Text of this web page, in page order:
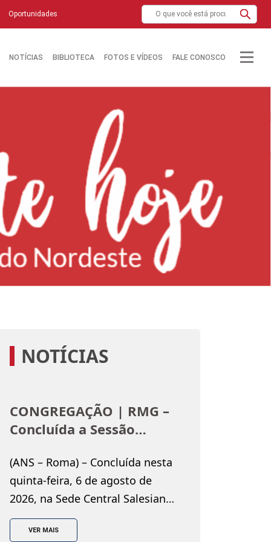
Oportunidades
NOTÍCIAS BIBLIOTECA FOTOS E VÍDEOS FALE CONOSCO
NOTÍCIAS
CONGREGAÇÃO | RMG –
Concluída a Sessão
Conselho Geral: o convite
do Reitor-Mor a escolher
“o caminho de Neemias”
(ANS – Roma) – Concluída nesta
quinta-feira, 6 de agosto de
2026, na Sede Central Salesiana
de Roma, a Sessão Plenária de
Verão do Conselho Geral,
VER MAIS